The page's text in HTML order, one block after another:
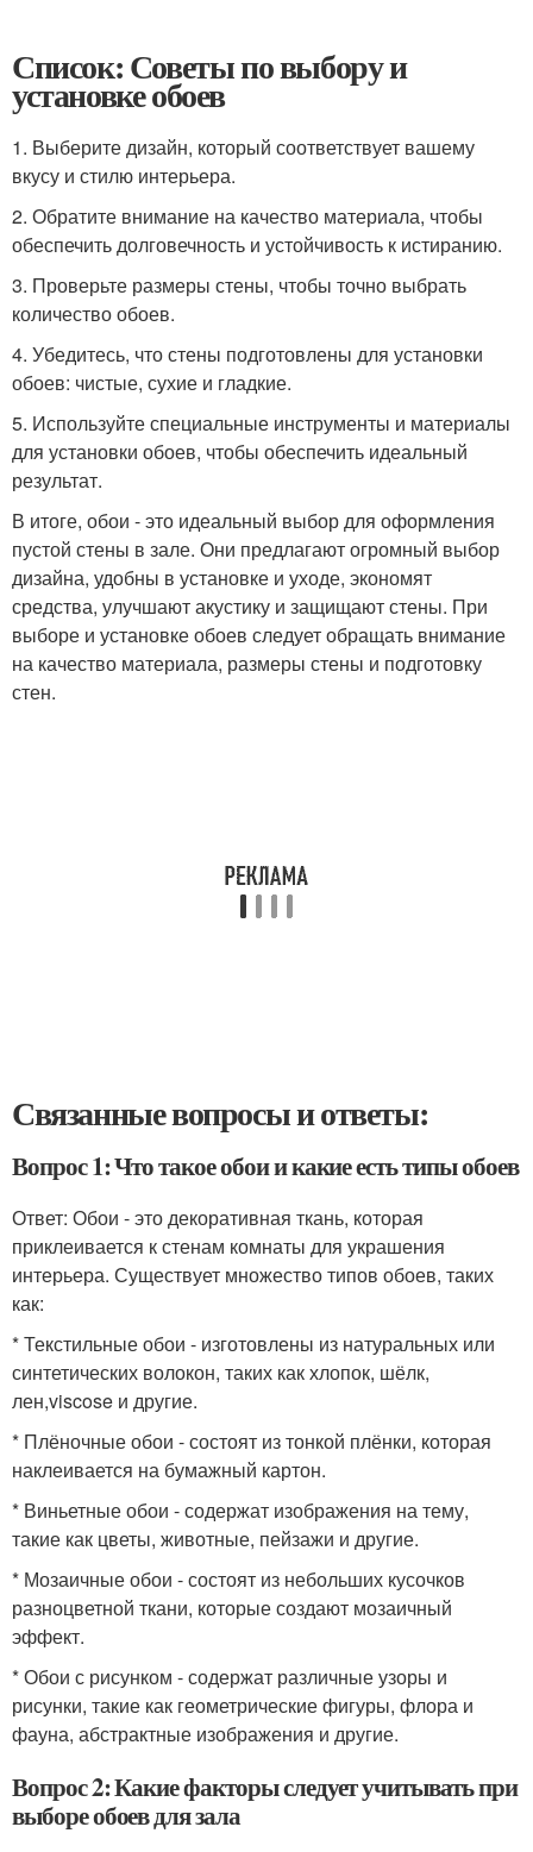
Список: Советы по выбору и
установке обоев
1. Выберите дизайн, который соответствует вашему
вкусу и стилю интерьера.
2. Обратите внимание на качество материала, чтобы
обеспечить долговечность и устойчивость к истиранию.
3. Проверьте размеры стены, чтобы точно выбрать
количество обоев.
4. Убедитесь, что стены подготовлены для установки
обоев: чистые, сухие и гладкие.
5. Используйте специальные инструменты и материалы
для установки обоев, чтобы обеспечить идеальный
результат.
В итоге, обои - это идеальный выбор для оформления
пустой стены в зале. Они предлагают огромный выбор
дизайна, удобны в установке и уходе, экономят
средства, улучшают акустику и защищают стены. При
выборе и установке обоев следует обращать внимание
на качество материала, размеры стены и подготовку
стен.
Связанные вопросы и ответы:
Вопрос 1: Что такое обои и какие есть типы обоев
Ответ: Обои - это декоративная ткань, которая
приклеивается к стенам комнаты для украшения
интерьера. Существует множество типов обоев, таких
как:
* Текстильные обои - изготовлены из натуральных или
синтетических волокон, таких как хлопок, шёлк,
лен,viscose и другие.
* Плёночные обои - состоят из тонкой плёнки, которая
наклеивается на бумажный картон.
* Виньетные обои - содержат изображения на тему,
такие как цветы, животные, пейзажи и другие.
* Мозаичные обои - состоят из небольших кусочков
разноцветной ткани, которые создают мозаичный
эффект.
* Обои с рисунком - содержат различные узоры и
рисунки, такие как геометрические фигуры, флора и
фауна, абстрактные изображения и другие.
Вопрос 2: Какие факторы следует учитывать при
выборе обоев для зала